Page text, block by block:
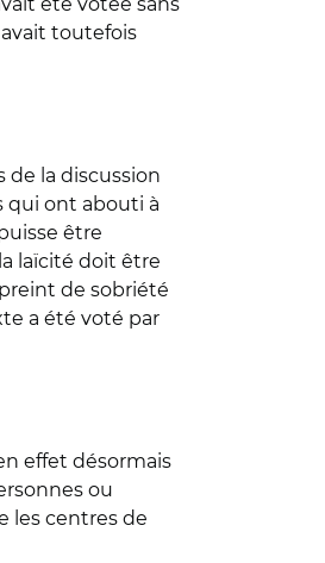
avait toutefois
de la discussion
qui ont abouti à
être
laïcité doit être
de sobriété
a été voté par
effet désormais
ou
les centres de